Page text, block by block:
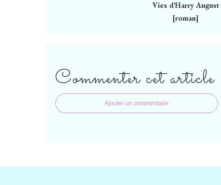
Vies d'Harry August
[roman]
Commenter cet article
Ajouter un commentaire